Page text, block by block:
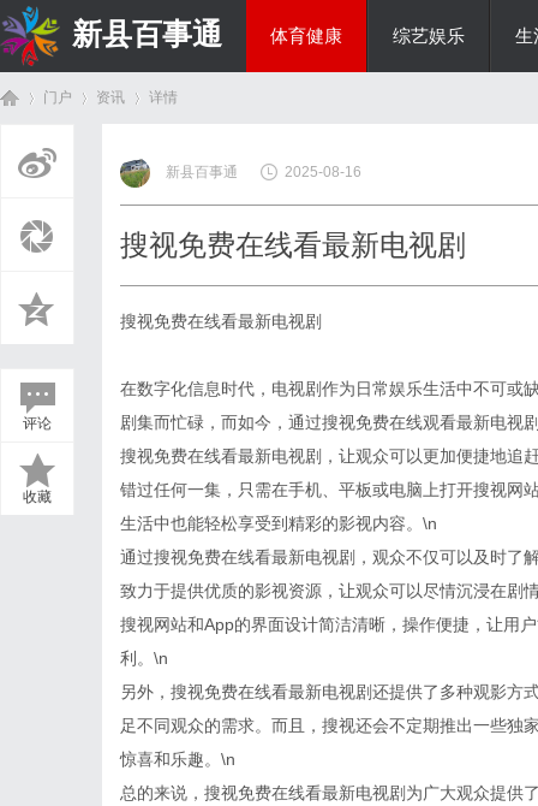
新县百事通 体育健康 综艺娱乐 生
门户 资讯
›
详情
评论
收藏
新县百事通 2025-08-16
搜视免费在线看最新电视剧
搜视免费在线看最新电视剧
在数字化信息时代，电视剧作为日常娱乐生活中不可或
剧集而忙碌，而如今，通过搜视免费在线观看最新电视
搜视免费在线看最新电视剧，让观众可以更加便捷地追
错过任何一集，只需在手机、平板或电脑上打开搜视网
生活中也能轻松享受到精彩的影视内容。\n
通过搜视免费在线看最新电视剧，观众不仅可以及时了
致力于提供优质的影视资源，让观众可以尽情沉浸在剧
搜视网站和App的界面设计简洁清晰，操作便捷，让用
利。\n
另外，搜视免费在线看最新电视剧还提供了多种观影方
足不同观众的需求。而且，搜视还会不定期推出一些独
惊喜和乐趣。\n
总的来说，搜视免费在线看最新电视剧为广大观众提供